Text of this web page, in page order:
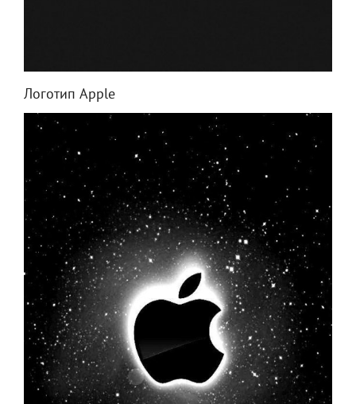
Логотип Apple